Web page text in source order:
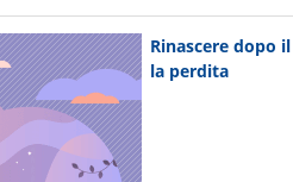
Rinascere dopo
la perdita